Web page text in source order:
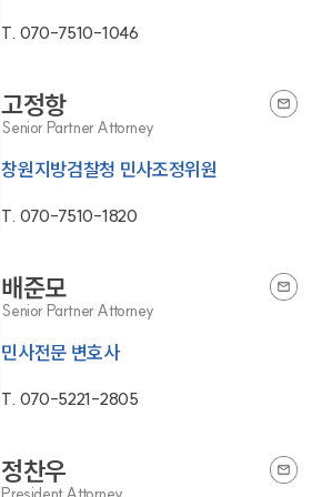
T. 070-7510-1046
고정항
Senior Partner Attorney
창원지방검찰청 민사조정위원
T. 070-7510-1820
배준모
Senior Partner Attorney
민사전문 변호사
T. 070-5221-2805
정찬우